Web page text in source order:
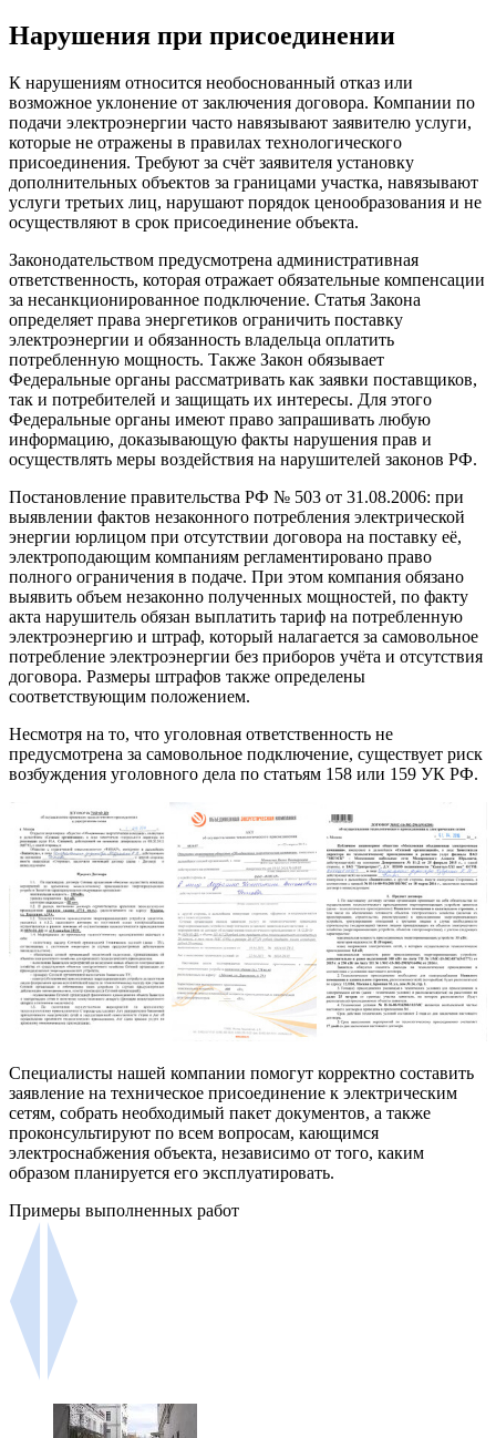
Нарушения при присоединении
К нарушениям относится необоснованный отказ или
возможное уклонение от заключения договора. Компании по
подачи электроэнергии часто навязывают заявителю услуги,
которые не отражены в правилах технологического
присоединения. Требуют за счёт заявителя установку
дополнительных объектов за границами участка, навязывают
услуги третьих лиц, нарушают порядок ценообразования и не
осуществляют в срок присоединение объекта.
Законодательством предусмотрена административная
ответственность, которая отражает обязательные компенсации
за несанкционированное подключение. Статья Закона
определяет права энергетиков ограничить поставку
электроэнергии и обязанность владельца оплатить
потребленную мощность. Также Закон обязывает
Федеральные органы рассматривать как заявки поставщиков,
так и потребителей и защищать их интересы. Для этого
Федеральные органы имеют право запрашивать любую
информацию, доказывающую факты нарушения прав и
осуществлять меры воздействия на нарушителей законов РФ.
Постановление правительства РФ № 503 от 31.08.2006: при
выявлении фактов незаконного потребления электрической
энергии юрлицом при отсутствии договора на поставку её,
электроподающим компаниям регламентировано право
полного ограничения в подаче. При этом компания обязано
выявить объем незаконно полученных мощностей, по факту
акта нарушитель обязан выплатить тариф на потребленную
электроэнергию и штраф, который налагается за самовольное
потребление электроэнергии без приборов учёта и отсутствия
договора. Размеры штрафов также определены
соответствующим положением.
Несмотря на то, что уголовная ответственность не
предусмотрена за самовольное подключение, существует риск
возбуждения уголовного дела по статьям 158 или 159 УК РФ.
Специалисты нашей компании помогут корректно составить
заявление на техническое присоединение к электрическим
сетям, собрать необходимый пакет документов, а также
проконсультируют по всем вопросам, кающимся
электроснабжения объекта, независимо от того, каким
образом планируется его эксплуатировать.
Примеры выполненных работ